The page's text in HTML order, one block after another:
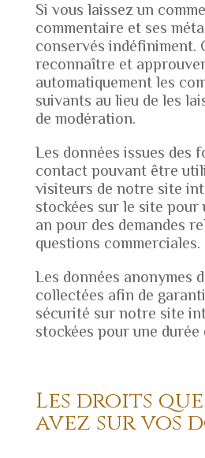
Si vous laissez un
commentaire et ses
conservés indéfiniment.
reconnaître et
automatiquement les
suivants au lieu de les
de modération.
Les données issues des
contact pouvant être
visiteurs de notre site
stockées sur le site pour
an pour des demandes
questions commerciales.
Les données anonymes
collectées afin de
sécurité sur notre site
stockées pour une durée
Les droits
avez sur vos